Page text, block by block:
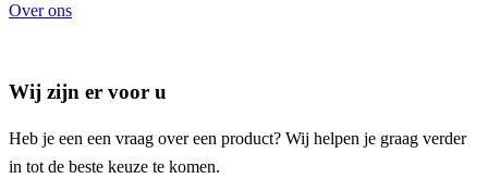
Over ons
Wij zijn er voor u
Heb je een een vraag over een product? Wij helpen je graag verder
in tot de beste keuze te komen.